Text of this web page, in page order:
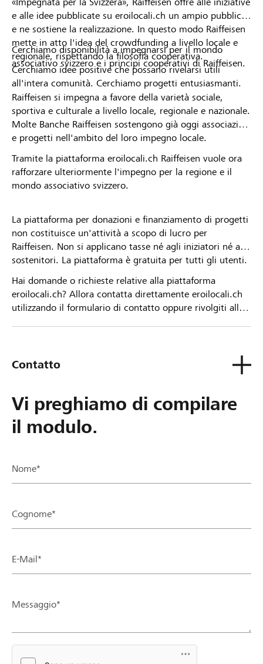
e alle idee pubblicate su eroilocali.ch un ampio pubblico
e ne sostiene la realizzazione. In questo modo Raiffeisen
mette in atto l'idea del crowdfunding a livello locale e
regionale, rispettando la filosofia cooperativa.
Cerchiamo idee positive che possano rivelarsi utili
all'intera comunità. Cerchiamo progetti entusiasmanti.
Cerchiamo disponibilità a impegnarsi per il mondo
associativo svizzero e i principi cooperativi di Raiffeisen.
Raiffeisen si impegna a favore della varietà sociale,
sportiva e culturale a livello locale, regionale e nazionale.
Molte Banche Raiffeisen sostengono già oggi associazioni
e progetti nell'ambito del loro impegno locale.
Tramite la piattaforma eroilocali.ch Raiffeisen vuole ora
rafforzare ulteriormente l'impegno per la regione e il
mondo associativo svizzero.
La piattaforma per donazioni e finanziamento di progetti
non costituisce un'attività a scopo di lucro per
Raiffeisen. Non si applicano tasse né agli iniziatori né ai
sostenitori. La piattaforma è gratuita per tutti gli utenti.
Hai domande o richieste relative alla piattaforma
eroilocali.ch? Allora contatta direttamente eroilocali.ch
utilizzando il formulario di contatto oppure rivolgiti alla
Contatto
Vi preghiamo di compilare
il modulo.
Nome*
Cognome*
E-Mail*
Messaggio*